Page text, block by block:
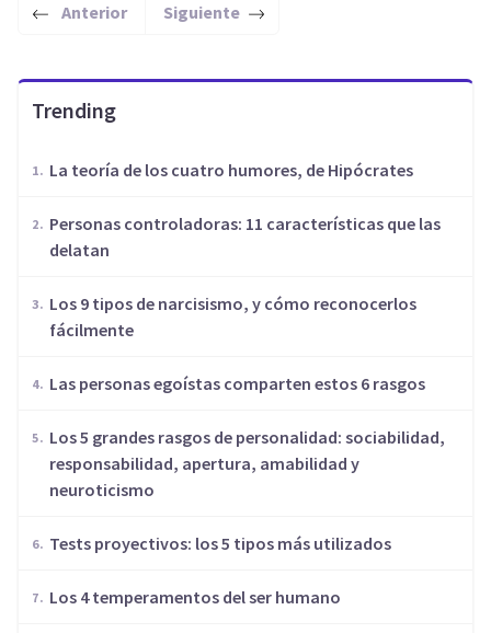
Anterior Siguiente
Trending
​La teoría de los cuatro humores, de Hipócrates
Personas controladoras: 11 características que las
delatan
Los 9 tipos de narcisismo, y cómo reconocerlos
fácilmente
Las personas egoístas comparten estos 6 rasgos
Los 5 grandes rasgos de personalidad: sociabilidad,
responsabilidad, apertura, amabilidad y
neuroticismo
Tests proyectivos: los 5 tipos más utilizados
Los 4 temperamentos del ser humano